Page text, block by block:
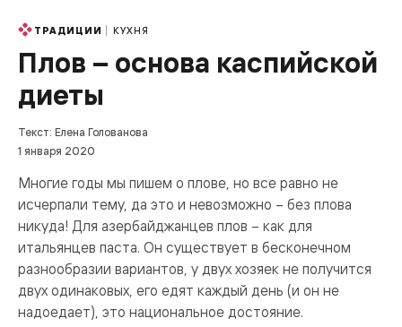
ТРАДИЦИИ КУХНЯ
Плов – основа каспийской
диеты
Текст: Елена Голованова
1 января 2020
Многие годы мы пишем о плове, но все равно не
исчерпали тему, да это и невозможно – без плова
никуда! Для азербайджанцев плов – как для
итальянцев паста. Он существует в бесконечном
разнообразии вариантов, у двух хозяек не получится
двух одинаковых, его едят каждый день (и он не
надоедает), это национальное достояние.